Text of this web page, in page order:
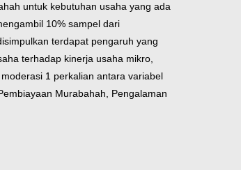
untuk kebutuhan usaha yang ada
10% sampel dari
terdapat pengaruh yang
terhadap kinerja usaha mikro,
1 perkalian antara variabel
Murabahah, Pengalaman